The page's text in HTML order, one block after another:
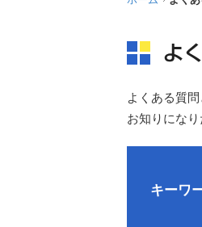
よくある質
お知りにな
キーワ